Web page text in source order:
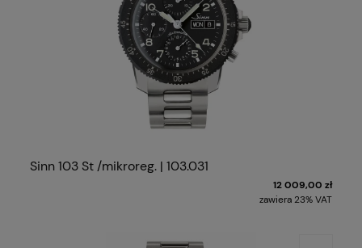
Sinn 103 St /mikroreg. | 103.031
12 009,00 zł
zawiera 23% VAT